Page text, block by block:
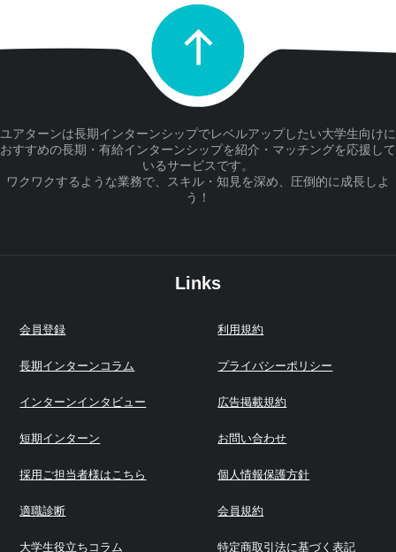
ユアターンは長期インターンシップでレベルアップしたい大学生向けに
おすすめの長期・有給インターンシップを紹介・マッチングを応援して
いるサービスです。
ワクワクするような業務で、スキル・知見を深め、圧倒的に成長しよ
う！
Links
会員登録
長期インターンコラム
インターンインタビュー
短期インターン
採用ご担当者様はこちら
適職診断
大学生役立ちコラム
利用規約
プライバシーポリシー
広告掲載規約
お問い合わせ
個人情報保護方針
会員規約
特定商取引法に基づく表記